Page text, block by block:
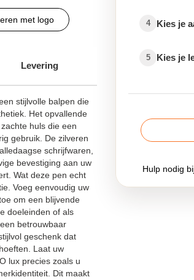
met logo
Levering
stijlvolle balpen die
Het opvallende
huls die een
gebruik. De zilveren
schrijfwaren,
bevestiging aan uw
Wat deze pen echt
Voeg eenvoudig uw
om een blijvende
doeleinden of als
betrouwbaar
geschenk dat
Laat uw
lux precies zoals u
Dit maakt
4 Kies je
5 Kies je
Hulp nodig